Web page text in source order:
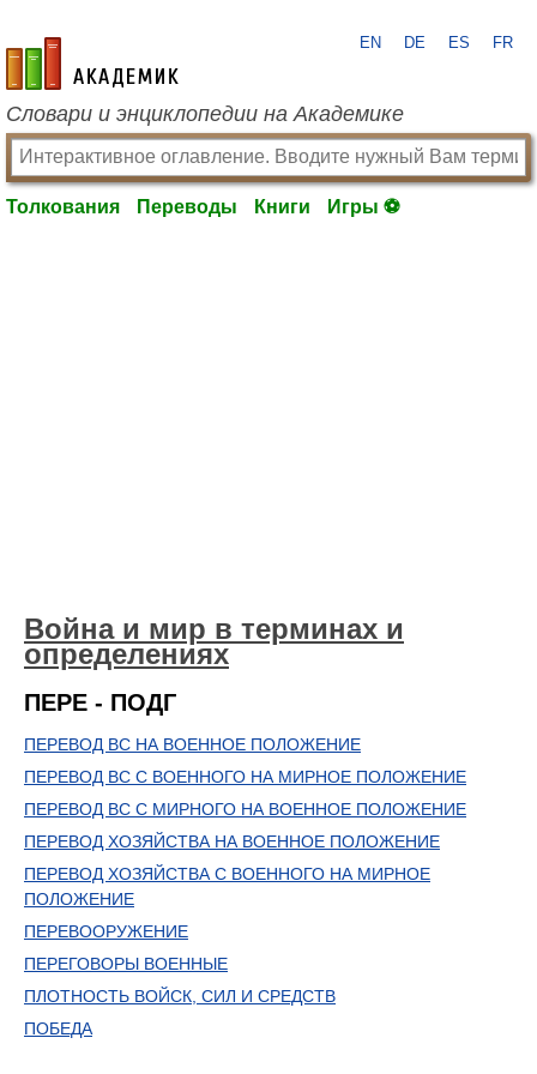
academic.ru
EN DE ES FR
Словари и энциклопедии на Академике
Толкования Переводы Книги Игры ⚽
Война и мир в терминах и
определениях
ПЕРЕ - ПОДГ
ПЕРЕВОД ВС НА ВОЕННОЕ ПОЛОЖЕНИЕ
ПЕРЕВОД ВС С ВОЕННОГО НА МИРНОЕ ПОЛОЖЕНИЕ
ПЕРЕВОД ВС С МИРНОГО НА ВОЕННОЕ ПОЛОЖЕНИЕ
ПЕРЕВОД ХОЗЯЙСТВА НА ВОЕННОЕ ПОЛОЖЕНИЕ
ПЕРЕВОД ХОЗЯЙСТВА С ВОЕННОГО НА МИРНОЕ
ПОЛОЖЕНИЕ
ПЕРЕВООРУЖЕНИЕ
ПЕРЕГОВОРЫ ВОЕННЫЕ
ПЛОТНОСТЬ ВОЙСК, СИЛ И СРЕДСТВ
ПОБЕДА